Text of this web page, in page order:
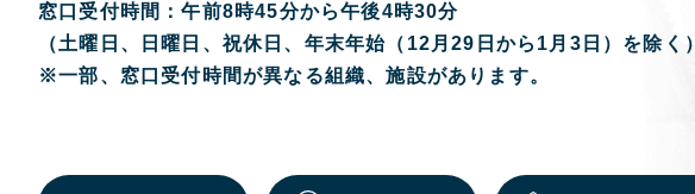
窓口受付時間：午前8時45分から午後4時30分
（土曜日、日曜日、祝休日、年末年始（12月29日から1月3日）を除く）
※一部、窓口受付時間が異なる組織、施設があります。